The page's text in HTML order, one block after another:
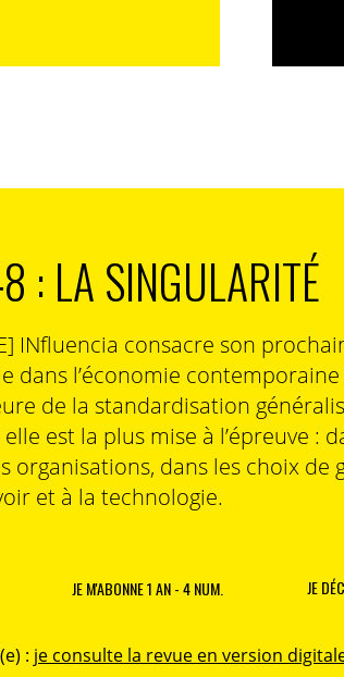
: LA SINGULARITÉ
INfluencia consacre son
dans l’économie contemporaine
de la standardisation
est la plus mise à l’épreuve :
organisations, dans les choix de
et à la technologie.
JE M'ABONNE 1 AN - 4 NUM. JE
: je consulte la revue en version